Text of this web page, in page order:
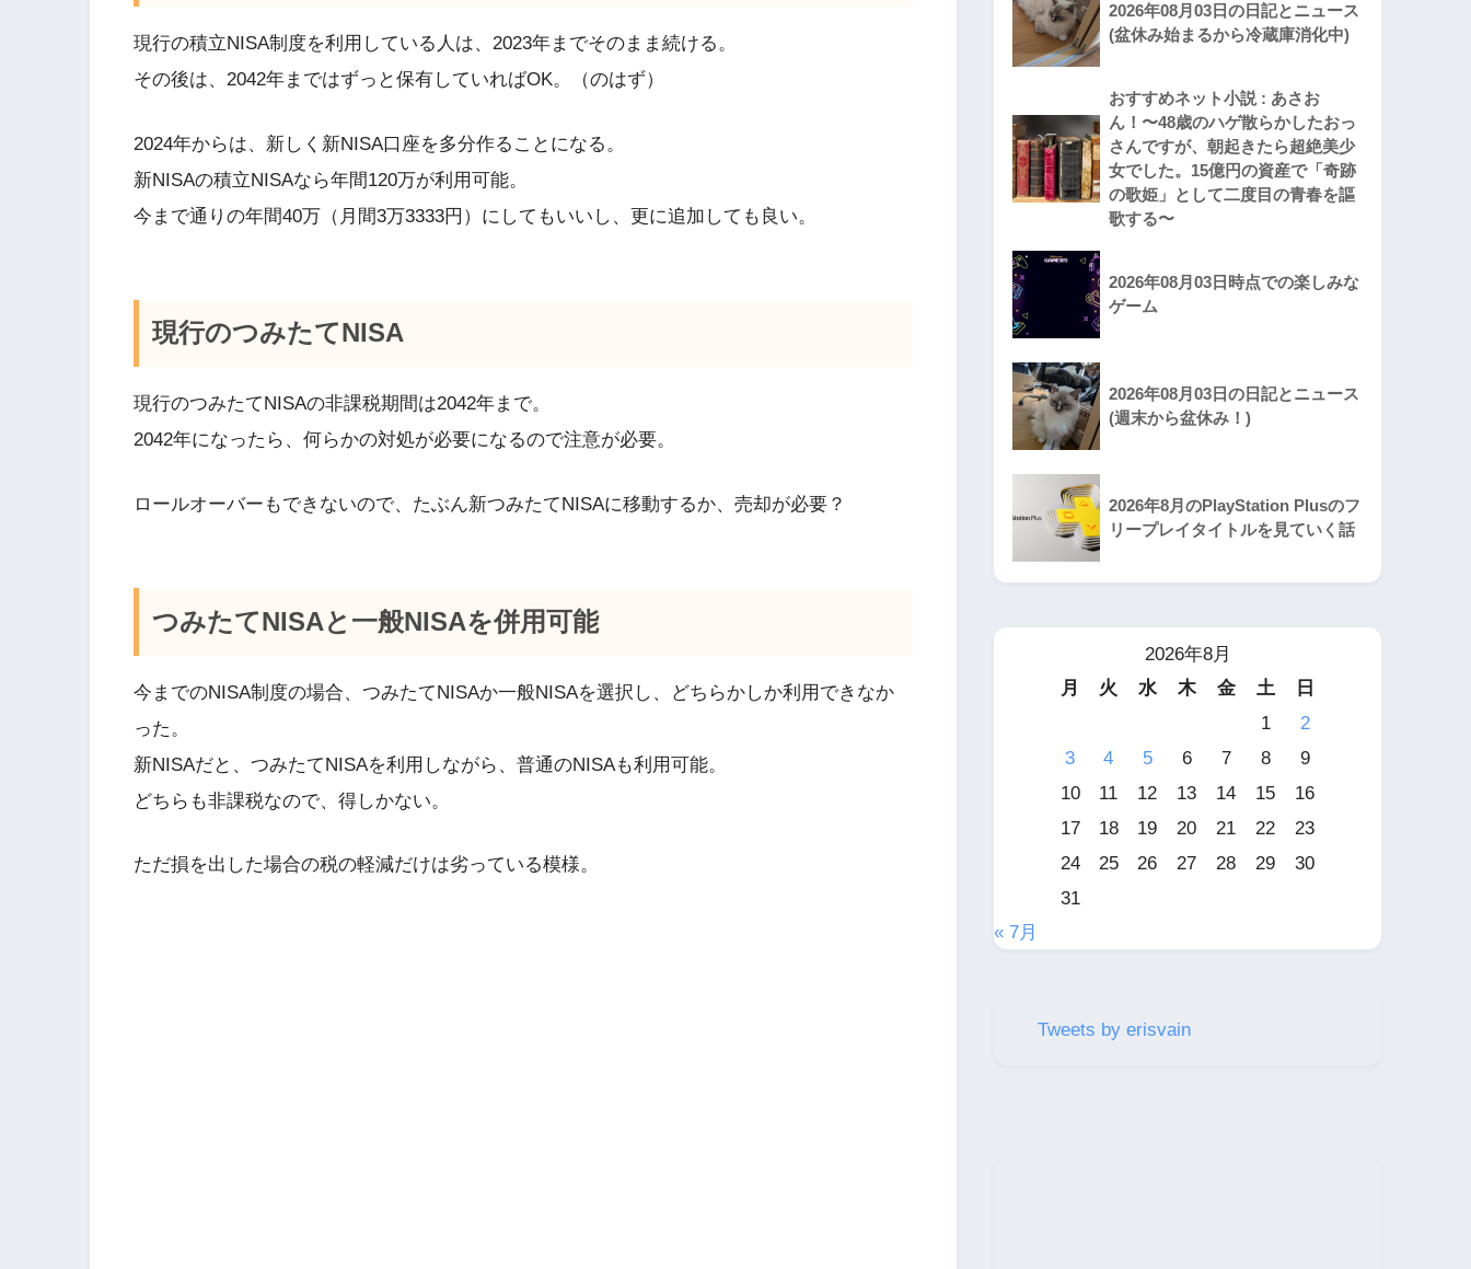
現行の積立NISA制度を利用している人は、2023年までそのまま続ける。
その後は、2042年まではずっと保有していればOK。（のはず）
2024年からは、新しく新NISA口座を多分作ることになる。
新NISAの積立NISAなら年間120万が利用可能。
今まで通りの年間40万（月間3万3333円）にしてもいいし、更に追加しても良い。
現行のつみたてNISA
現行のつみたてNISAの非課税期間は2042年まで。
2042年になったら、何らかの対処が必要になるので注意が必要。
ロールオーバーもできないので、たぶん新つみたてNISAに移動するか、売却が必要？
つみたてNISAと一般NISAを併用可能
今までのNISA制度の場合、つみたてNISAか一般NISAを選択し、どちらかしか利用できなか
った。
新NISAだと、つみたてNISAを利用しながら、普通のNISAも利用可能。
どちらも非課税なので、得しかない。
ただ損を出した場合の税の軽減だけは劣っている模様。
2026年08月03日の日記とニュース
(盆休み始まるから冷蔵庫消化中)
おすすめネット小説 : あさお
ん！〜48歳のハゲ散らかしたおっ
さんですが、朝起きたら超絶美少
女でした。15億円の資産で「奇跡
の歌姫」として二度目の青春を謳
歌する〜
2026年08月03日時点での楽しみな
ゲーム
2026年08月03日の日記とニュース
(週末から盆休み！)
2026年8月のPlayStation Plusのフ
リープレイタイトルを見ていく話
2026年8月
月
火 水 木 金 土
日
1
2
3
4 5 6 7 8
9
10
11 12 13 14 15
16
17
18 19 20 21 22
23
24
25 26 27 28 29
30
31
« 7月
Tweets by erisvain